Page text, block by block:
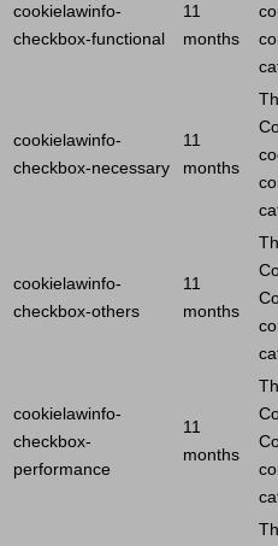
cookielawinfo-
checkbox-functional
11
months
cookielawinfo-
checkbox-necessary
11
months
cookielawinfo-
checkbox-others
11
months
cookielawinfo-
checkbox-
performance
11
months